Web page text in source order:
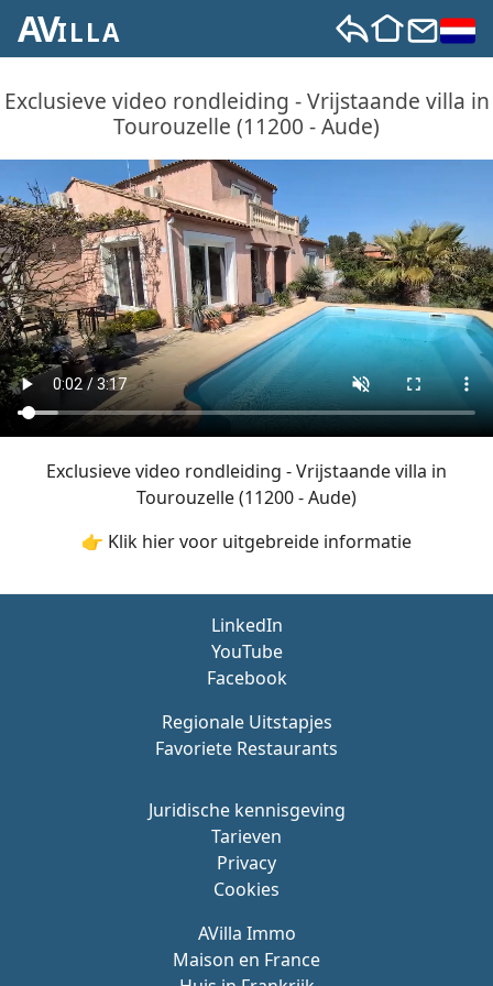
AVILLA
Exclusieve video rondleiding - Vrijstaande villa in
Tourouzelle (11200 - Aude)
Exclusieve video rondleiding - Vrijstaande villa in
Tourouzelle (11200 - Aude)
👉 Klik hier voor uitgebreide informatie
Juridische kennisgeving
Tarieven
Privacy
Cookies
AVilla Immo
Maison en France
LinkedIn
YouTube
Facebook
Regionale Uitstapjes
Favoriete Restaurants